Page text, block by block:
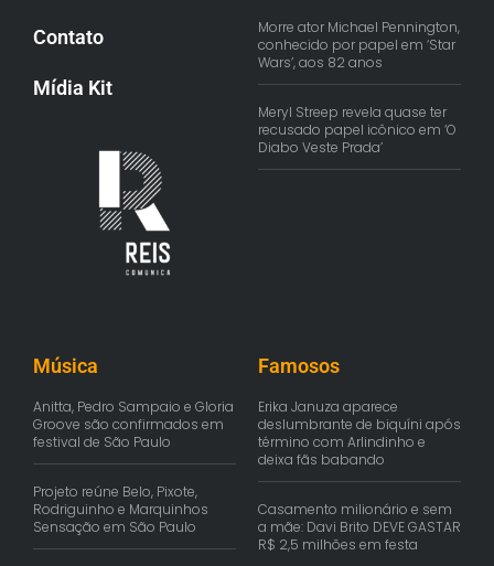
Contato
Mídia Kit
Morre ator Michael Pennington,
conhecido por papel em ‘Star
Wars’, aos 82 anos
Meryl Streep revela quase ter
recusado papel icônico em ‘O
Diabo Veste Prada’
Música
Anitta, Pedro Sampaio e Gloria
Groove são confirmados em
festival de São Paulo
Projeto reúne Belo, Pixote,
Rodriguinho e Marquinhos
Sensação em São Paulo
Famosos
Erika Januza aparece
deslumbrante de biquíni após
término com Arlindinho e
deixa fãs babando
Casamento milionário e sem
a mãe: Davi Brito DEVE GASTAR
R$ 2,5 milhões em festa